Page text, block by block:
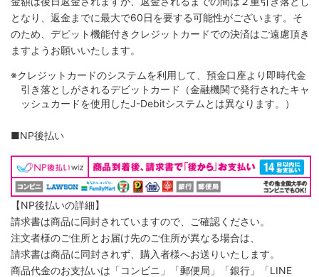
となり、返金までに最大で60日を要する可能性がございます。そ
のため、デビット機能付きクレジットカードでの決済はご遠慮頂き
ますようお願いいたします。
※クレジットカードのシステムを利用して、預金口座より即時代金
引き落としがされるデビットカード（金融機関で発行されたキャ
ッシュカードを使用したJ-Debitシステムとは異なります。）
■NP後払い
【NP後払いの詳細】
請求書は商品に同封されていますので、ご確認ください。
注文者様のご住所とお届け先のご住所が異なる場合は、
請求書は商品に同封されず、購入者様へお送りいたします。
商品代金のお支払いは「コンビニ」「郵便局」「銀行」「LINE